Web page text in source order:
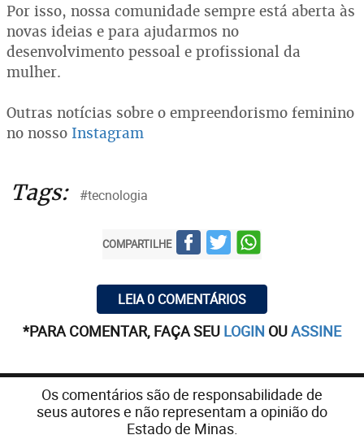
Por isso, nossa comunidade sempre está aberta às
novas ideias e para ajudarmos no
desenvolvimento pessoal e profissional da
mulher.
Outras notícias sobre o empreendorismo feminino
no nosso Instagram
Tags: #tecnologia
COMPARTILHE
LEIA 0 COMENTÁRIOS
*PARA COMENTAR, FAÇA SEU LOGIN OUASSINE
Os comentários são de responsabilidade de
seus autores e não representam a opinião do
Estado de Minas.